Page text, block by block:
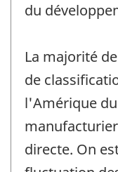
du
La majorité
de
l'Amérique
directe. On